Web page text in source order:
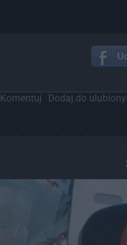
Komentuj Dodaj do